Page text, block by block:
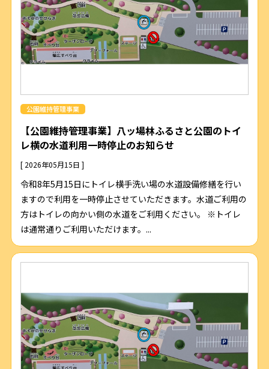
公園維持管理事業
【公園維持管理事業】八ッ場林ふるさと公園のトイ
レ横の水道利用一時停止のお知らせ
[ 2026年05月15日 ]
令和8年5月15日にトイレ横手洗い場の水道設備修繕を行い
ますので利用を一時停止させていただきます。水道ご利用の
方はトイレの向かい側の水道をご利用ください。 ※トイレ
は通常通りご利用いただけます。...